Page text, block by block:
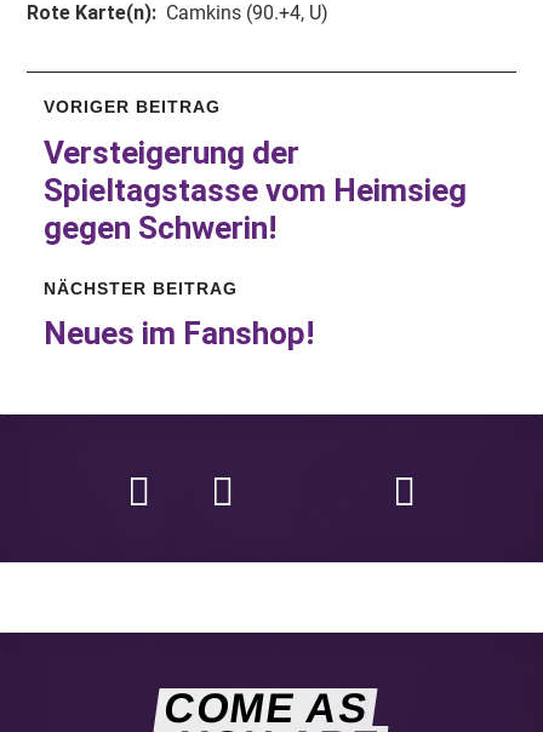
Rote Karte(n): Camkins (90.+4, U)
VORIGER BEITRAG
Versteigerung der
Spieltagstassevom Heimsieg
gegen Schwerin!
NÄCHSTER BEITRAG
Neues im Fanshop!
COME AS